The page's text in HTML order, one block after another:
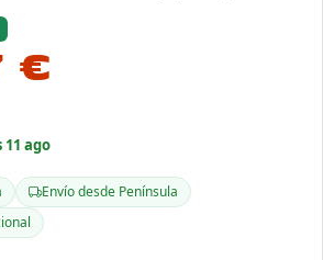
€
ago
Envío desde Península